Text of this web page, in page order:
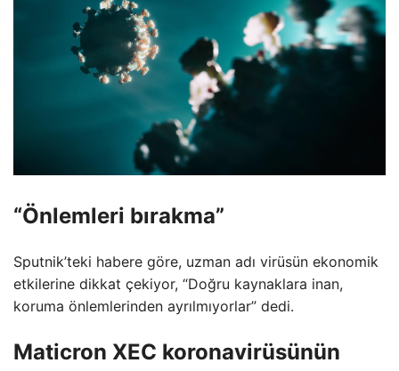
“Önlemleri bırakma”
Sputnik’teki habere göre, uzman adı virüsün ekonomik
etkilerine dikkat çekiyor, “Doğru kaynaklara inan,
koruma önlemlerinden ayrılmıyorlar” dedi.
Maticron XEC koronavirüsünün